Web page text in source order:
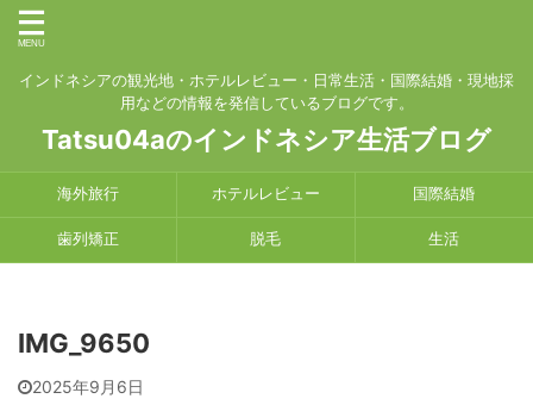
インドネシアの観光地・ホテルレビュー・日常生活・国際結婚・現地採
用などの情報を発信しているブログです。
Tatsu04aのインドネシア生活ブログ
海外旅行 ホテルレビュー 国際結婚
歯列矯正 脱毛 生活
IMG_9650
2025年9月6日